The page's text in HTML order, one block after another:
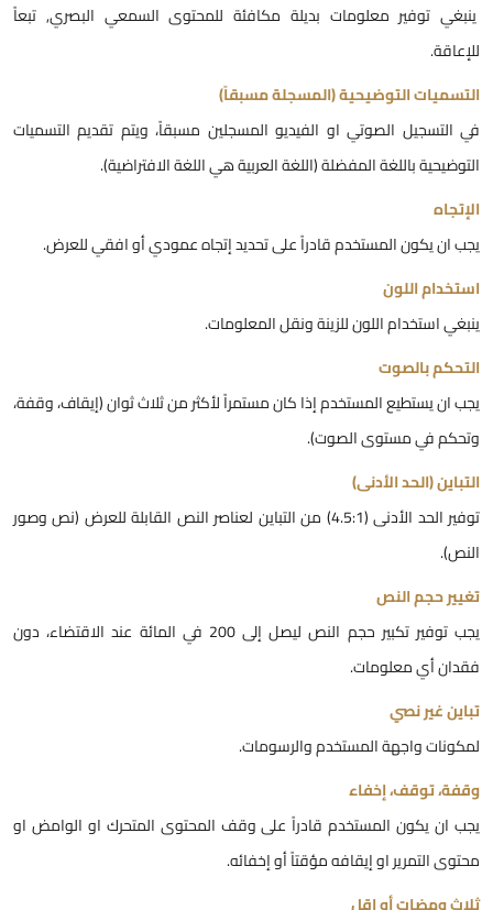
ينبغي توفير معلومات بديلة مكافئة للمحتوى السمعي البصري, تبعاً
للإعاقة.
التسميات التوضيحية (المسجلة مسبقاً)
في التسجيل الصوتي او الفيديو المسجلين مسبقاً، ويتم تقديم التسميات
التوضيحية باللغة المفضلة (اللغة العربية هي اللغة الافتراضية).
الإتجاه
يجب ان يكون المستخدم قادراً على تحديد إتجاه عمودي أو افقي للعرض.
استخدام اللون
ينبغي استخدام اللون للزينة ونقل المعلومات.
التحكم بالصوت
يجب ان يستطيع المستخدم إذا كان مستمراً لأكثر من ثلاث ثوان (إيقاف، وقفة،
وتحكم في مستوى الصوت).
التباين (الحد الأدنى)
توفير الحد الأدنى (4.5:1) من التباين لعناصر النص القابلة للعرض (نص وصور
النص).
تغيير حجم النص
يجب توفير تكبير حجم النص ليصل إلى 200 في المائة عند الاقتضاء، دون
فقدان أي معلومات.
تباين غير نصي
لمكونات واجهة المستخدم والرسومات.
وقفة، توقف، إخفاء
يجب ان يكون المستخدم قادراً على وقف المحتوى المتحرك او الوامض او
محتوى التمرير او إيقافه مؤقتاً أو إخفائه.